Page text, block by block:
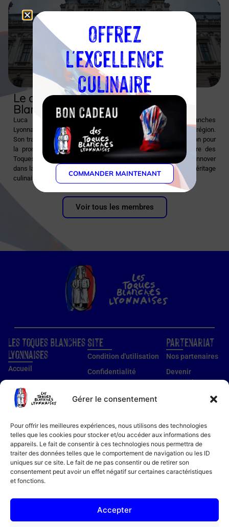
Gérer le consentement
Pour offrir les meilleures expériences, nous utilisons des technologies
telles que les cookies pour stocker et/ou accéder aux informations des
appareils. Le fait de consentir à ces technologies nous permettra de
traiter des données telles que le comportement de navigation ou les ID
uniques sur ce site. Le fait de ne pas consentir ou de retirer son
consentement peut avoir un effet négatif sur certaines caractéristiques
et fonctions.
Accepter
Le chef et l’association des Toques
Blanches Lyonnaises
Luca Sangiuliano partage les valeurs des Toques Blanches
Lyonnaises en mettant en lumière la richesse culinaire de la région.
Son travail à la Préfecture reflète l’engagement de l’association pour
la promotion de la gastronomie locale. En tant que membre des
Toques Blanches, Luca Sangiuliano contribue à perpétuer et à innover
dans la tradition gastronomique lyonnaise, enrichissant ainsi l’héritage
culinaire de la région.
Voir tous les membres
Partenariat
Nos partenaires
Devenir
partenaire
Devenir membre
Les Toques Blanches
Lyonnaises
Accueil
Guide établissements
Notre histoire
Bon cadeau
Recettes
Actualités
Site
Condition d'utilisation
Confidentialité
Mentions légales
Offrez
l'excellence
culinaire
COMMANDER MAINTENANT